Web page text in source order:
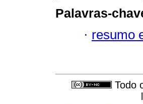
Palavras-
· resumo
Todo